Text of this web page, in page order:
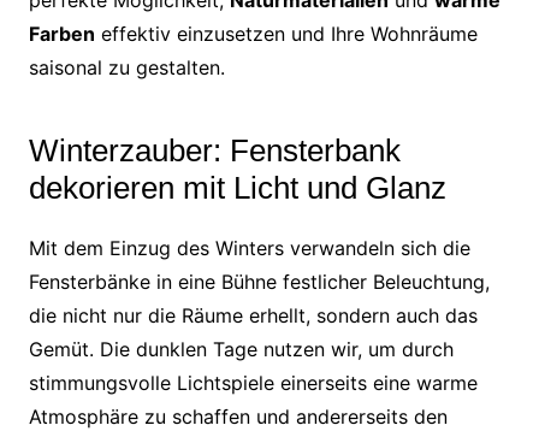
Farben effektiv einzusetzen und Ihre Wohnräume
saisonal zu gestalten.
Winterzauber: Fensterbank
dekorieren mit Licht und Glanz
Mit dem Einzug des Winters verwandeln sich die
Fensterbänke in eine Bühne festlicher Beleuchtung,
die nicht nur die Räume erhellt, sondern auch das
Gemüt. Die dunklen Tage nutzen wir, um durch
stimmungsvolle Lichtspiele einerseits eine warme
Atmosphäre zu schaffen und andererseits den